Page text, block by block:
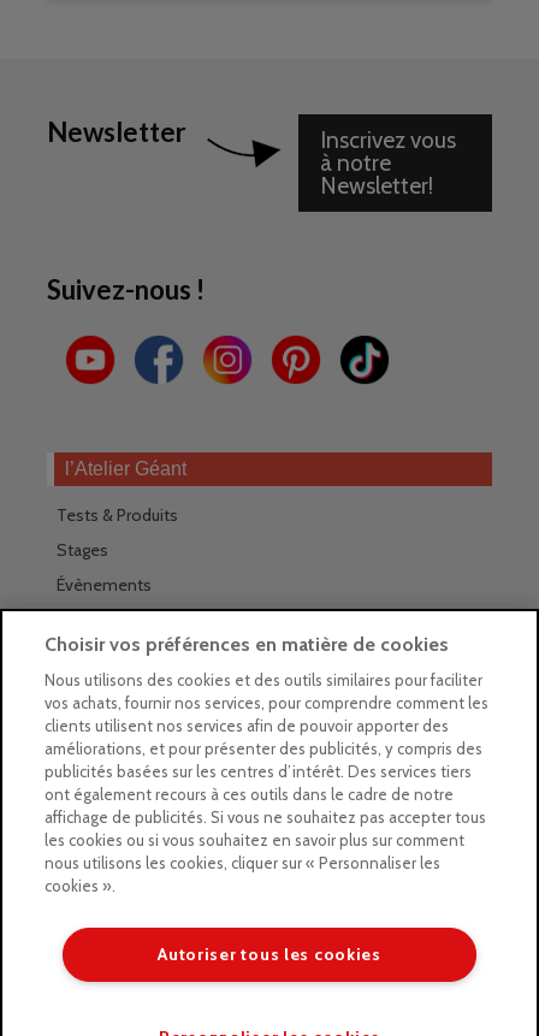
Newsletter
Inscrivez vous
à notre
Newsletter!
Suivez-nous !
l’Atelier Géant
Tests & Produits
Stages
Évènements
Trouver nos magasins
La newsletter des magasins
Feuilleter le Guide
Gratuit : intégrer le Guide
Marques Beaux-Arts
Matériel pour l’aquarelle
Matériel pour l’acrylique
Matériel pour l’huile
Choisir vos préférences en matière de cookies
Nous utilisons des cookies et des outils similaires pour faciliter
vos achats, fournir nos services, pour comprendre comment les
clients utilisent nos services afin de pouvoir apporter des
améliorations, et pour présenter des publicités, y compris des
publicités basées sur les centres d’intérêt. Des services tiers
ont également recours à ces outils dans le cadre de notre
affichage de publicités. Si vous ne souhaitez pas accepter tous
les cookies ou si vous souhaitez en savoir plus sur comment
nous utilisons les cookies, cliquer sur « Personnaliser les
cookies ».
Autoriser tous les cookies